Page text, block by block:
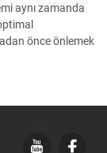
aynı zamanda
önce önlemek